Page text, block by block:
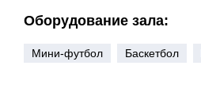
Оборудование зала:
Мини-футбол Баскетбол